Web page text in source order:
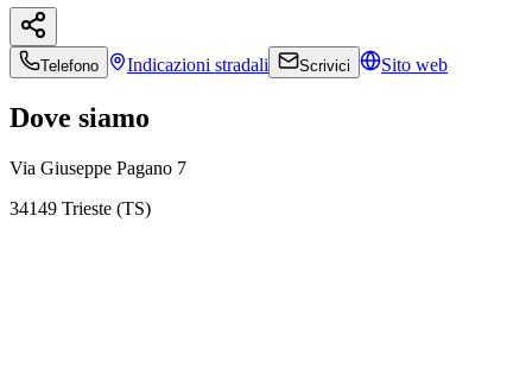
Telefono Indicazioni stradali Scrivici Sito web
Dove siamo
Via Giuseppe Pagano 7
34149 Trieste (TS)